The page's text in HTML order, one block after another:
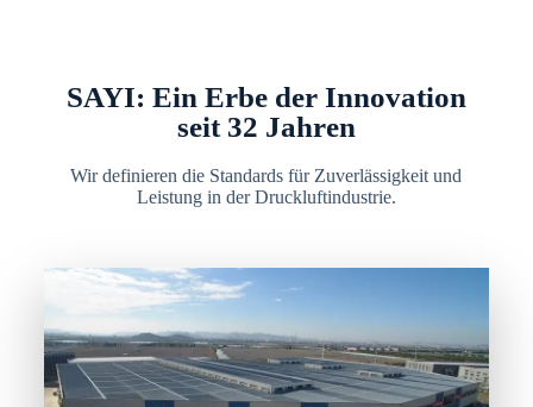
SAYI: Ein Erbe der Innovation
seit 32 Jahren
Wir definieren die Standards für Zuverlässigkeit und
Leistung in der Druckluftindustrie.